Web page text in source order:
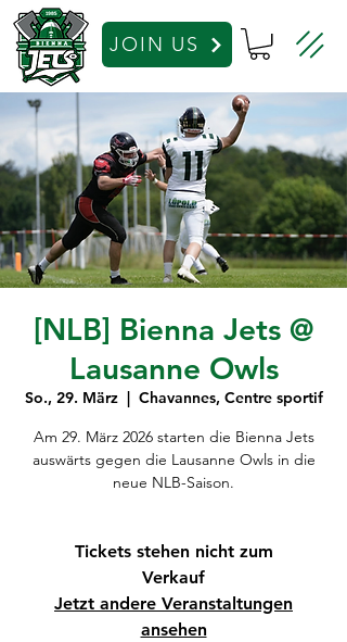
JOIN US
[NLB] Bienna Jets @
Lausanne Owls
So., 29. März
  |
Chavannes, Centre sportif
Am 29. März 2026 starten die Bienna Jets
auswärts gegen die Lausanne Owls in die
neue NLB-Saison.
Tickets stehen nicht zum
Verkauf
Jetzt andere Veranstaltungen
ansehen